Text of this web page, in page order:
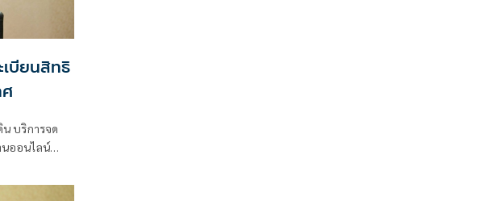
บียนสิทธิ
บริการจด
นออนไลน์
ทั้งระบบ